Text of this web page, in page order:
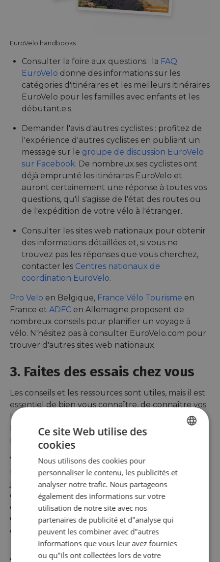
EuroVelo handbooks
Consulter la foire aux questions : la FAQ
EuroVelo donne des informations sur les
catégories d'itinéraires et les meilleurs itinéraires
EuroVelo pour les familles avec enfants et les
débutant.e.s.
Demander l'avis d'autres cyclistes : profitez de
l'expérience d'autres cyclistes en publiant un
message sur le groupe de discussion EuroVelo
sur Facebook. De nombreux.ses cyclistes ont
déjà emprunté les itinéraires EuroVelo et
auront certainement une réponse à toutes vos
questions, qu'il s'agisse de l'état des routes ou
de l'expédition de votre vélo à l'étranger.
Consulter les sites web nationaux pour obtenir
des informations détaillées et, si vous ne
trouvez pas les réponses que vous cherchez,
contacter les Centres nationaux de
coordination EuroVelo.
Pro Velo en Belgique, France Vélo Tourisme en
France et ADFC en Allemagne proposent de
nombreux conseils pour planifier un voyage à
vélo. N'hésitez pas à consulter EuroVelo.com pour
trouver d'autres sites web nationaux.
3. Faites des essais chez vous
Les conseils et les ressources sont utiles, mais il est
essentiel de bien vous connaître, de connaître vos
limites physiques et psychologiques, votre vélo et
le reste de votre équipement. Pour cela, rien de
mieux que de faire des essais chez vous !
Vous pouvez partir pour un week-end (ou même
une journée et planter votre tente dans votre
jardin) afin d'avoir une meilleure idée du nombre
de kilomètres que vous pouvez parcourir à vélo et
du poids maximal que vous pouvez transporter.
C'est également l'occasion de tester votre
équipement.
4. Choisissez le bon
Ce site Web utilise des
cookies
Nous utilisons des cookies pour
personnaliser le contenu, les publicités et
analyser notre trafic. Nous partageons
également des informations sur votre
utilisation de notre site avec nos
partenaires de publicité et d"analyse qui
peuvent les combiner avec d"autres
informations que vous leur avez fournies
ou qu"ils ont collectées lors de votre